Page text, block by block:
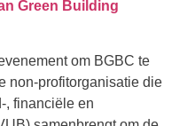
Green Building
om BGBC te
non-profitorganisatie die
, financiële en